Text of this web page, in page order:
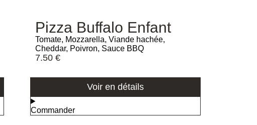
Pizza Buffalo Enfant
Tomate, Mozzarella, Viande hachée,
Cheddar, Poivron, Sauce BBQ
7.50€
Voir en détails
Commander